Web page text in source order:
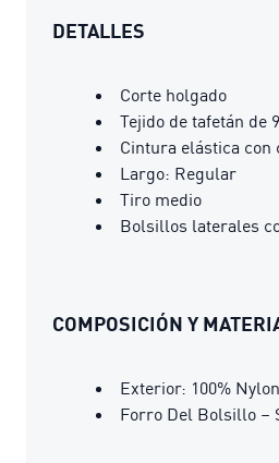
DETALLES
Corte holgado
Tejido de tafetán de
Cintura elástica con
Largo: Regular
Tiro medio
Bolsillos laterales
COMPOSICIÓN Y
Exterior: 100% Nylon
Forro Del Bolsillo –